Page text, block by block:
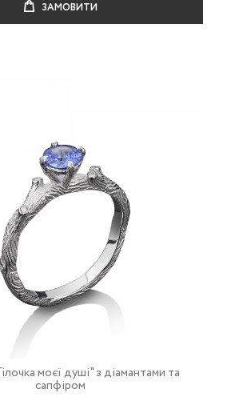
ЗАМОВИТИ
моєї душі" з діамантами та
сапфіром